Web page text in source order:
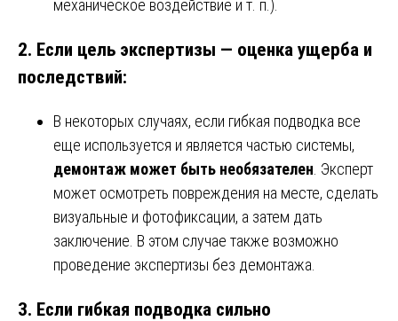
механическое воздействие и т. п.).
2. Если цель экспертизы — оценка ущерба и
последствий:
В некоторых случаях, если гибкая подводка все
еще используется и является частью системы,
демонтаж может быть необязателен . Эксперт
может осмотреть повреждения на месте, сделать
визуальные и фотофиксации, а затем дать
заключение. В этом случае также возможно
проведение экспертизы без демонтажа.
3. Если гибкая подводка сильно